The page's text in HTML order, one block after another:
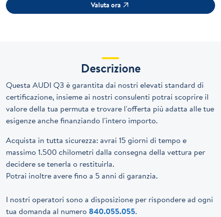
Valuta ora
Descrizione
Questa AUDI Q3 è garantita dai nostri elevati standard di
certificazione, insieme ai nostri consulenti potrai scoprire il
valore della tua permuta e trovare l'offerta più adatta alle tue
esigenze anche finanziando l'intero importo.
Acquista in tutta sicurezza: avrai 15 giorni di tempo e
massimo 1.500 chilometri dalla consegna della vettura per
decidere se tenerla o restituirla.
Potrai inoltre avere fino a 5 anni di garanzia.
I nostri operatori sono a disposizione per rispondere ad ogni
tua domanda al numero 840.055.055.